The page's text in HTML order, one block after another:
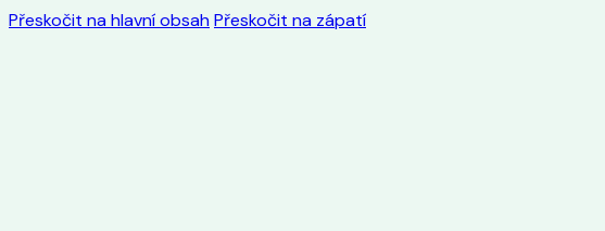
Přeskočit na hlavní obsahPřeskočit na zápatí